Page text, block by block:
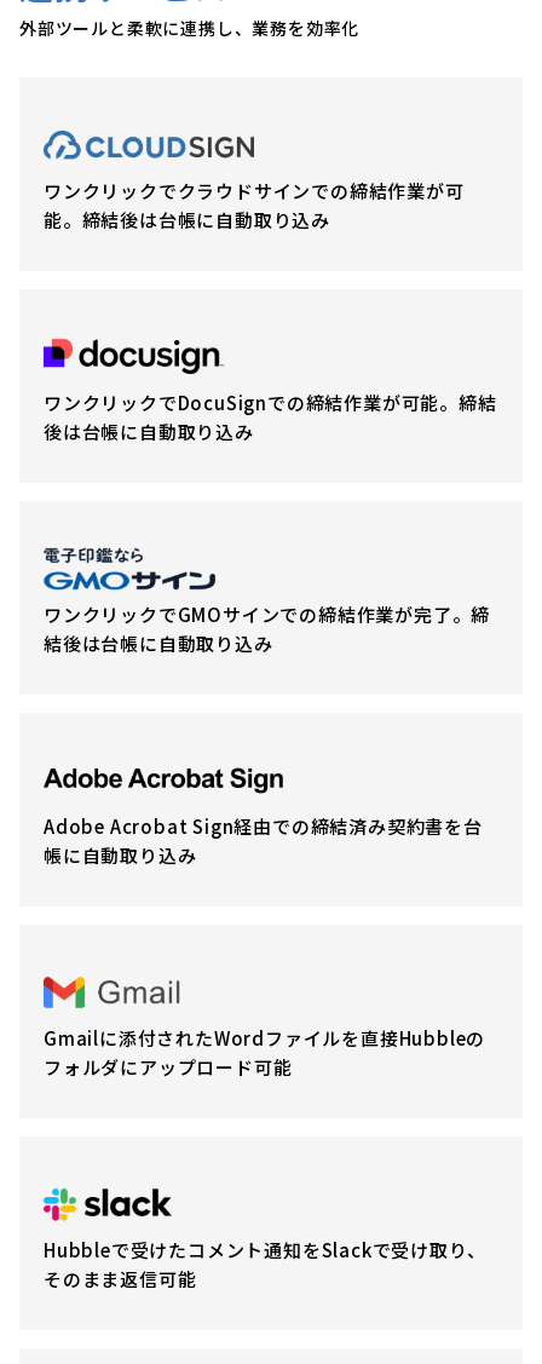
外部ツールと柔軟に連携し、業務を効率化
ワンクリックでクラウドサインでの締結作業が可
能。締結後は台帳に自動取り込み
ワンクリックでDocuSignでの締結作業が可能。締結
後は台帳に自動取り込み
ワンクリックでGMOサインでの締結作業が完了。締
結後は台帳に自動取り込み
Adobe Acrobat Sign経由での締結済み契約書を台
帳に自動取り込み
Gmailに添付されたWordファイルを直接Hubbleの
フォルダにアップロード可能
Hubbleで受けたコメント通知をSlackで受け取り、
そのまま返信可能